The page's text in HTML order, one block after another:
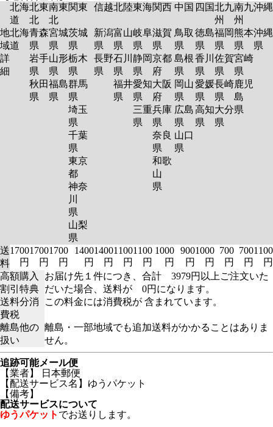
北海
道
北東
北
南東
北
関東 信越北陸東海関西 中国 四国北九
州
南九
州
沖縄
地
域
詳
細
北海
道
青森
県
岩手
県
秋田
県
宮城
県
山形
県
福島
県
茨城
県
栃木
県
群馬
県
埼玉
県
千葉
県
東京
都
神奈
川
県
山梨
県
新潟
県
長野
県
富山
県
石川
県
福井
県
岐阜
県
静岡
県
愛知
県
三重
県
滋賀
県
京都
府
大阪
府
兵庫
県
奈良
県
和歌
山
県
鳥取
県
島根
県
岡山
県
広島
県
山口
県
徳島
県
香川
県
愛媛
県
高知
県
福岡
県
佐賀
県
長崎
県
大分
県
熊本
県
宮崎
県
鹿児
島
県
沖縄
県
送
料
1700
円
1700
円
1700
円
1400
円
1400
円
1100
円
1100
円
1000
円
900
円
1000
円
700
円
700
円
1100
円
高額購入
割引特典
お届け先１件につき、合計 3979円以上ご注文いた
だいた場合、送料が 0円になります。
送料分消
費税
この料金には消費税が 含まれています。
離島他の
扱い
離島・一部地域でも追加送料がかかることはありま
せん。
追跡可能メール便
【業者】 日本郵便
【配送サービス名】ゆうパケット
【備考】
配送サービスについて
ゆうパケット でお送りします。